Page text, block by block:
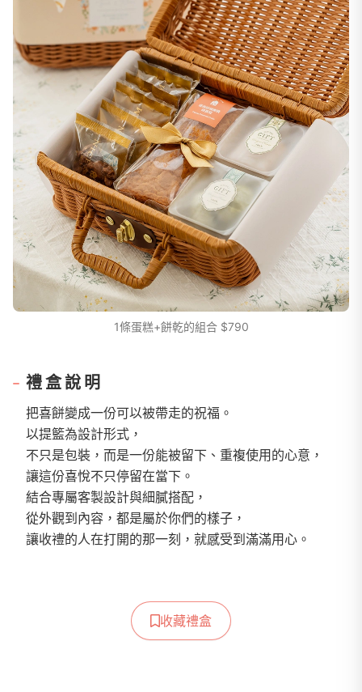
1條蛋糕+餅乾的組合 $790
禮盒說明
把喜餅變成一份可以被帶走的祝福。
以提籃為設計形式，
不只是包裝，而是一份能被留下、重複使用的心意，
讓這份喜悅不只停留在當下。
結合專屬客製設計與細膩搭配，
從外觀到內容，都是屬於你們的樣子，
讓收禮的人在打開的那一刻，就感受到滿滿用心。
收藏禮盒